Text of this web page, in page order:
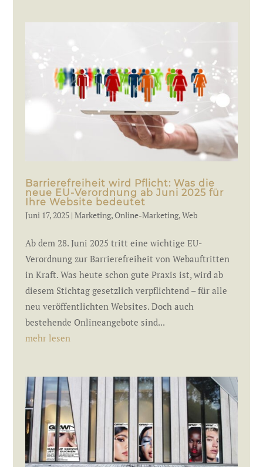
Barrierefreiheit wird Pflicht: Was die
neue EU-Verordnung ab Juni 2025 für
Ihre Website bedeutet
Juni 17, 2025| Marketing,Online-Marketing,Web
Ab dem 28. Juni 2025 tritt eine wichtige EU-
Verordnung zur Barrierefreiheit von Webauftritten
in Kraft. Was heute schon gute Praxis ist, wird ab
diesem Stichtag gesetzlich verpflichtend – für alle
neu veröffentlichten Websites. Doch auch
bestehende Onlineangebote sind...
mehr lesen